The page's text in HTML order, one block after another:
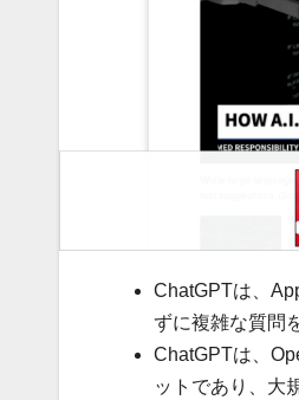
ChatGPTは、
ずに複雑な質問
ChatGPTは、
ットであり、大